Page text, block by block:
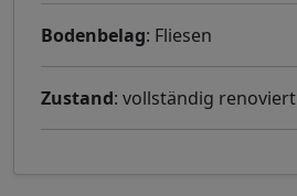
Bodenbelag: Fliesen
Zustand: vollständig renoviert